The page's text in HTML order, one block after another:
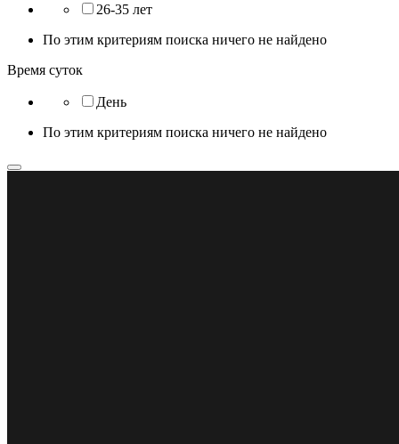
26-35 лет
По этим критериям поиска ничего не найдено
Время суток
День
По этим критериям поиска ничего не найдено